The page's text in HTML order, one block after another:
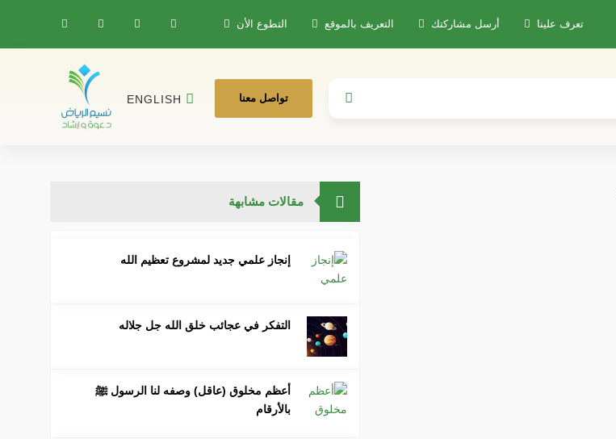
تعرف علينا أرسل مشاركتك التعريف بالموقع التطوع الأن
ENGLISH تواصل معنا
مقالات مشابهة
إنجاز علمي جديد لمشروع تعظيم الله
التفكر في عجائب خلق الله جل جلاله
أعظم مخلوق (عاقل) وصفه لنا الرسول ﷺ
بالأرقام